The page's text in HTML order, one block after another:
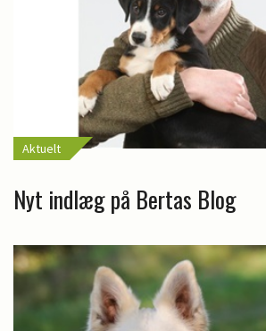
Aktuelt
Nyt indlæg på Bertas Blog